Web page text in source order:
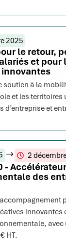
2025
le retour,
et pour
soutien à la
et les
d’entreprise et
2
-
des
innovantes
HT.